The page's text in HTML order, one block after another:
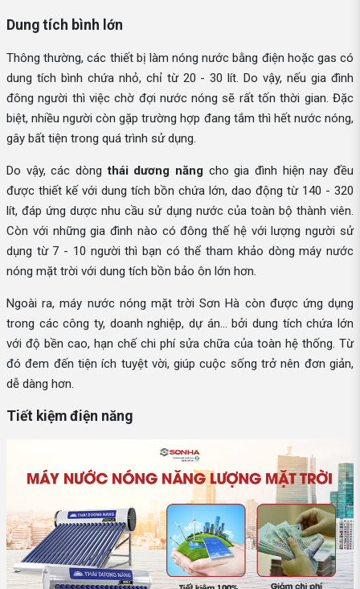
Dung tích bình lớn
Thông thường, các thiết bị làm nóng nước bằng điện hoặc gas có
dung tích bình chứa nhỏ, chỉ từ 20 - 30 lít. Do vậy, nếu gia đình
đông người thì việc chờ đợi nước nóng sẽ rất tốn thời gian. Đặc
biệt, nhiều người còn gặp trường hợp đang tắm thì hết nước nóng,
gây bất tiện trong quá trình sử dụng.
Do vậy, các dòngthái dương năng cho gia đình hiện nay đều
được thiết kế với dung tích bồn chứa lớn, dao động từ 140 - 320
lít, đáp ứng dược nhu cầu sử dụng nước của toàn bộ thành viên.
Còn với những gia đình nào có đông thế hệ với lượng người sử
dụng từ 7 - 10 người thì bạn có thể tham khảo dòng máy nước
nóng mặt trời với dung tích bồn bảo ôn lớn hơn.
Ngoài ra, máy nước nóng mặt trời Sơn Hà còn được ứng dụng
trong các công ty, doanh nghiệp, dự án... bởi dung tích chứa lớn
với độ bền cao, hạn chế chi phí sửa chữa của toàn hệ thống. Từ
đó đem đến tiện ích tuyệt vời, giúp cuộc sống trở nên đơn giản,
dễ dàng hơn.
Tiết kiệm điện năng